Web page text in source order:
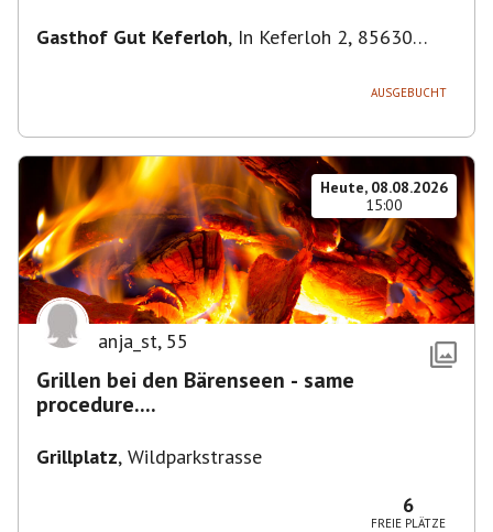
Gasthof Gut Keferloh, In Keferloh 2, 85630
AUSGEBUCHT
Heute, 08.08.2026
15:00
anja_st, 55
Grillen bei den Bärenseen - same
procedure....
Grillplatz, Wildparkstrasse
6
FREIE PLÄTZE